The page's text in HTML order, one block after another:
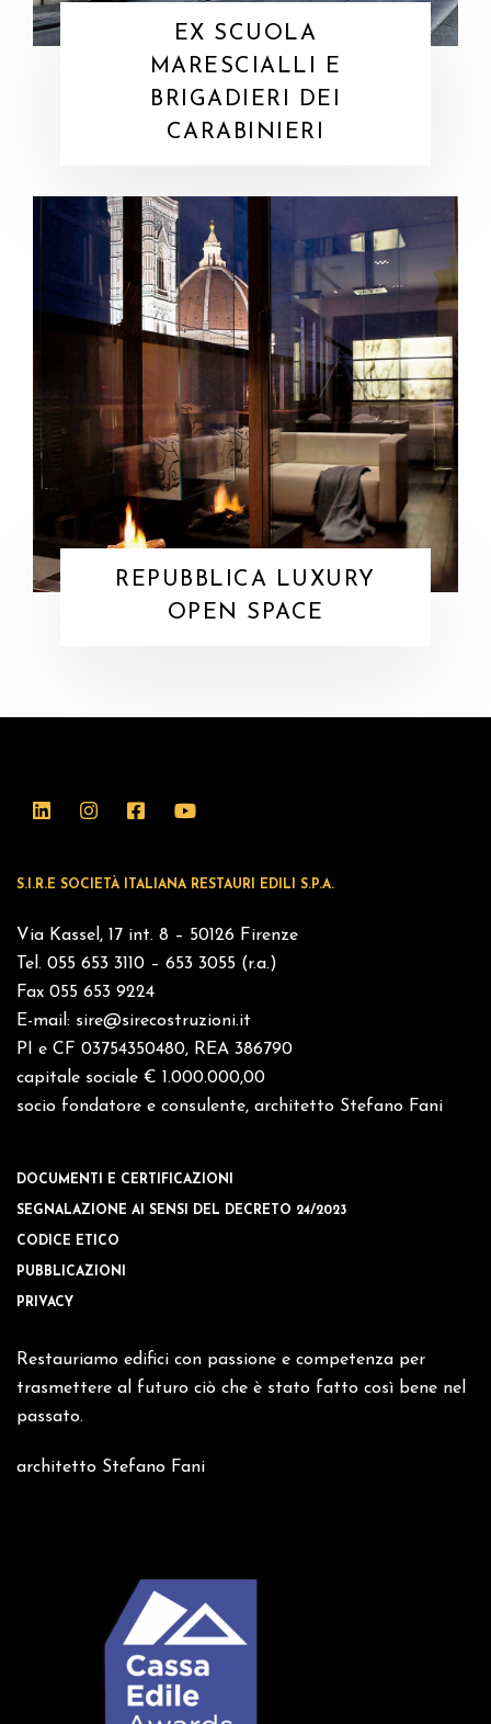
EX SCUOLA
MARESCIALLI E
BRIGADIERI DEI
CARABINIERI
REPUBBLICA LUXURY
OPEN SPACE
S.I.R.E SOCIETÀ ITALIANA RESTAURI EDILI S.P.A.
Via Kassel, 17 int. 8 – 50126 Firenze
Tel. 055 653 3110 – 653 3055 (r.a.)
Fax 055 653 9224
E-mail: sire@sirecostruzioni.it
PI e CF 03754350480, REA 386790
capitale sociale € 1.000.000,00
socio fondatore e consulente, architetto Stefano Fani
DOCUMENTI E CERTIFICAZIONI
SEGNALAZIONE AI SENSI DEL DECRETO 24/2023
CODICE ETICO
PUBBLICAZIONI
PRIVACY
Restauriamo edifici con passione e competenza per
trasmettere al futuro ciò che è stato fatto così bene nel
passato.
architetto Stefano Fani